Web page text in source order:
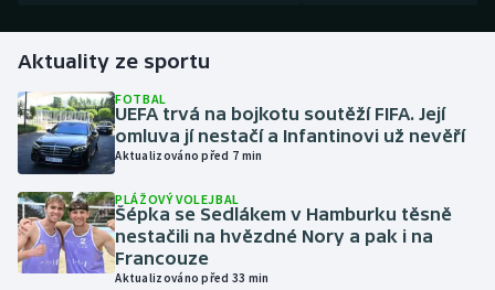
Golf
Gymnastika
Házená
Jezdectví
Judo
Aktuality ze sportu
FOTBAL
UEFA trvá na bojkotu soutěží FIFA. Její
omluva jí nestačí a Infantinovi už nevěří
Aktualizováno před 7 min
PLÁŽOVÝ VOLEJBAL
Šépka se Sedlákem v Hamburku těsně
nestačili na hvězdné Nory a pak i na
Francouze
Aktualizováno před 33 min